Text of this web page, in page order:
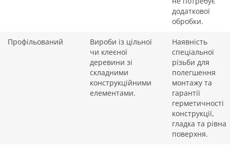
додаткової
обробки.
Профільований
Вироби із цільної
чи клеєної
деревини зі
складними
конструкційними
елементами.
Наявність
спеціальної
різьби для
полегшення
монтажу та
гарантії
герметичності
конструкції,
гладка та рівна
поверхня.